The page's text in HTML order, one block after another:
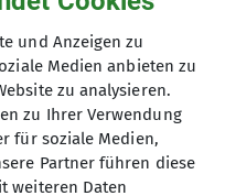
rund um
Fürth
zumindest.
führen
von
online.de
und Anzeigen zu
Medien anbieten zu
zu analysieren.
zu Ihrer Verwendung
für soziale Medien,
Partner führen diese
weiteren Daten